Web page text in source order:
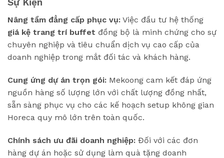
Sự Kiện
Nâng tầm đẳng cấp phục vụ: Việc đầu tư hệ thống
giá kệ trang trí buffet đồng bộ là minh chứng cho sự
chuyên nghiệp và tiêu chuẩn dịch vụ cao cấp của
doanh nghiệp trong mắt đối tác và khách hàng.
Cung ứng dự án trọn gói: Mekoong cam kết đáp ứng
nguồn hàng số lượng lớn với chất lượng đồng nhất,
sẵn sàng phục vụ cho các kế hoạch setup không gian
Horeca quy mô lớn trên toàn quốc.
Chính sách ưu đãi doanh nghiệp: Đối với các đơn
hàng dự án hoặc sử dụng làm quà tặng doanh